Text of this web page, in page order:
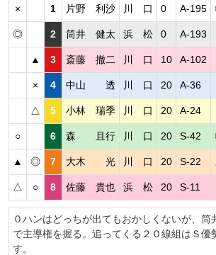
× 1 片野 利沙 川 口 0 A-195
◎ 2 筒井 健太 浜 松 0 A-193
▲ 3 斎藤 撤二 川 口 10 A-102
× 4 中山 透 川 口 20 A-36
△ 5 小林 瑞季 川 口 20 A-24
○ 6 森 且行 川 口 20 S-42
▲ ◎ 7 大木 光 川 口 20 S-22
△ ○ 8 佐藤 貴也 浜 松 20 S-11
０ハンはどっちが出てもおかしくないが、筒
で主導権を握る。追ってくる２０線組はＳ優
す。